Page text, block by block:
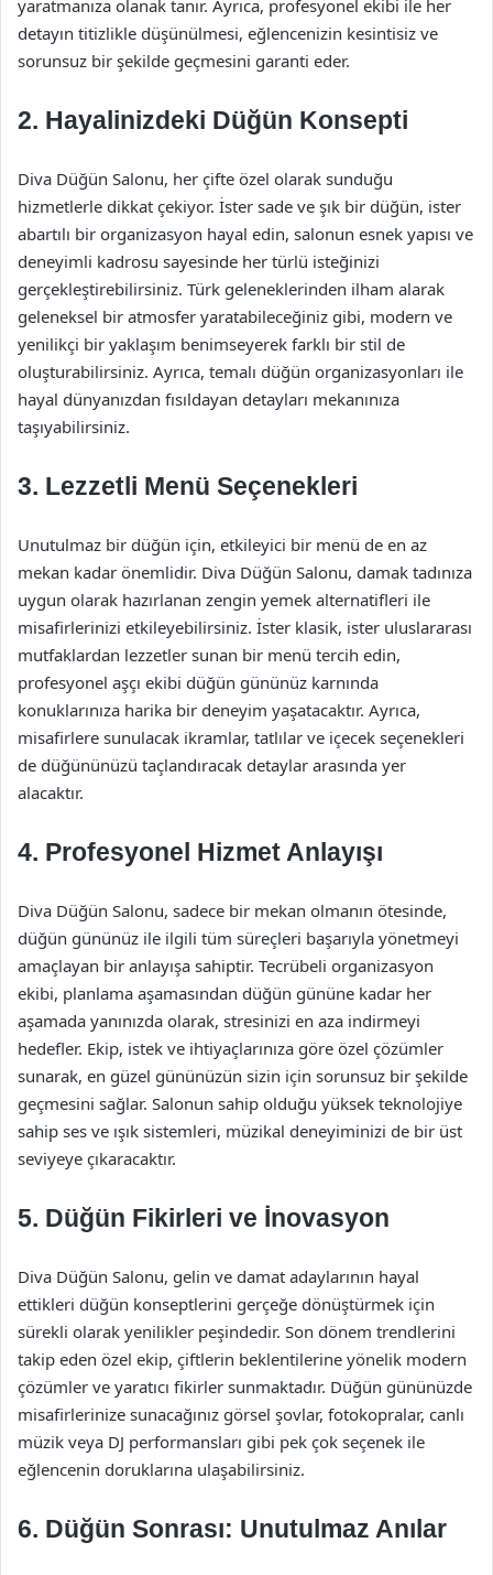
yaratmanıza olanak tanır. Ayrıca, profesyonel ekibi ile her
detayın titizlikle düşünülmesi, eğlencenizin kesintisiz ve
sorunsuz bir şekilde geçmesini garanti eder.
2. Hayalinizdeki Düğün Konsepti
Diva Düğün Salonu, her çifte özel olarak sunduğu
hizmetlerle dikkat çekiyor. İster sade ve şık bir düğün, ister
abartılı bir organizasyon hayal edin, salonun esnek yapısı ve
deneyimli kadrosu sayesinde her türlü isteğinizi
gerçekleştirebilirsiniz. Türk geleneklerinden ilham alarak
geleneksel bir atmosfer yaratabileceğiniz gibi, modern ve
yenilikçi bir yaklaşım benimseyerek farklı bir stil de
oluşturabilirsiniz. Ayrıca, temalı düğün organizasyonları ile
hayal dünyanızdan fısıldayan detayları mekanınıza
taşıyabilirsiniz.
3. Lezzetli Menü Seçenekleri
Unutulmaz bir düğün için, etkileyici bir menü de en az
mekan kadar önemlidir. Diva Düğün Salonu, damak tadınıza
uygun olarak hazırlanan zengin yemek alternatifleri ile
misafirlerinizi etkileyebilirsiniz. İster klasik, ister uluslararası
mutfaklardan lezzetler sunan bir menü tercih edin,
profesyonel aşçı ekibi düğün gününüz karnında
konuklarınıza harika bir deneyim yaşatacaktır. Ayrıca,
misafirlere sunulacak ikramlar, tatlılar ve içecek seçenekleri
de düğününüzü taçlandıracak detaylar arasında yer
alacaktır.
4. Profesyonel Hizmet Anlayışı
Diva Düğün Salonu, sadece bir mekan olmanın ötesinde,
düğün gününüz ile ilgili tüm süreçleri başarıyla yönetmeyi
amaçlayan bir anlayışa sahiptir. Tecrübeli organizasyon
ekibi, planlama aşamasından düğün gününe kadar her
aşamada yanınızda olarak, stresinizi en aza indirmeyi
hedefler. Ekip, istek ve ihtiyaçlarınıza göre özel çözümler
sunarak, en güzel gününüzün sizin için sorunsuz bir şekilde
geçmesini sağlar. Salonun sahip olduğu yüksek teknolojiye
sahip ses ve ışık sistemleri, müzikal deneyiminizi de bir üst
seviyeye çıkaracaktır.
5. Düğün Fikirleri ve İnovasyon
Diva Düğün Salonu, gelin ve damat adaylarının hayal
ettikleri düğün konseptlerini gerçeğe dönüştürmek için
sürekli olarak yenilikler peşindedir. Son dönem trendlerini
takip eden özel ekip, çiftlerin beklentilerine yönelik modern
çözümler ve yaratıcı fikirler sunmaktadır. Düğün gününüzde
misafirlerinize sunacağınız görsel şovlar, fotokopralar, canlı
müzik veya DJ performansları gibi pek çok seçenek ile
eğlencenin doruklarına ulaşabilirsiniz.
6. Düğün Sonrası: Unutulmaz Anılar